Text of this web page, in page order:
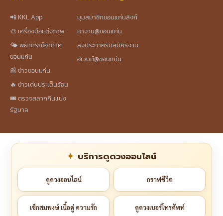
📲 KKL App
🎨 เครื่องมือแต่งภาพ
🌤️ พยากรณ์อากาศ
ขอนแก่น
📰 ข่าวขอนแก่น
🔥 ข่าวเด่นประเด็นร้อน
🎟️ ตรวจสลากกินแบ่ง
รัฐบาล
มุมสมาชิกขอนแก่นลิงก์
หางาน@ขอนแก่น
ลงประกาศรับสมัครงาน
อีเวนต์@ขอนแก่น
บริการดูดวงออนไลน์
ดูดวงออนไลน์ กราฟชีวิต
เช็กสมพงษ์ เนื้อคู่ ความรัก ดูดวงเบอร์โทรศัพท์